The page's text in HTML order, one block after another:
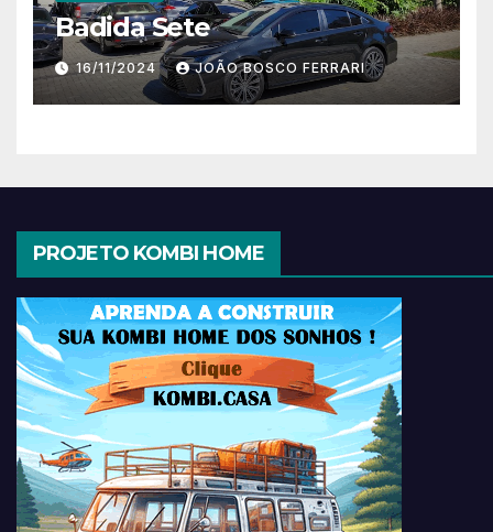
Badida Sete
16/11/2024 JOÃO BOSCO FERRARI
PROJETO KOMBI HOME